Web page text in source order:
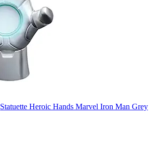
Statuette Heroic Hands Marvel Iron Man Grey